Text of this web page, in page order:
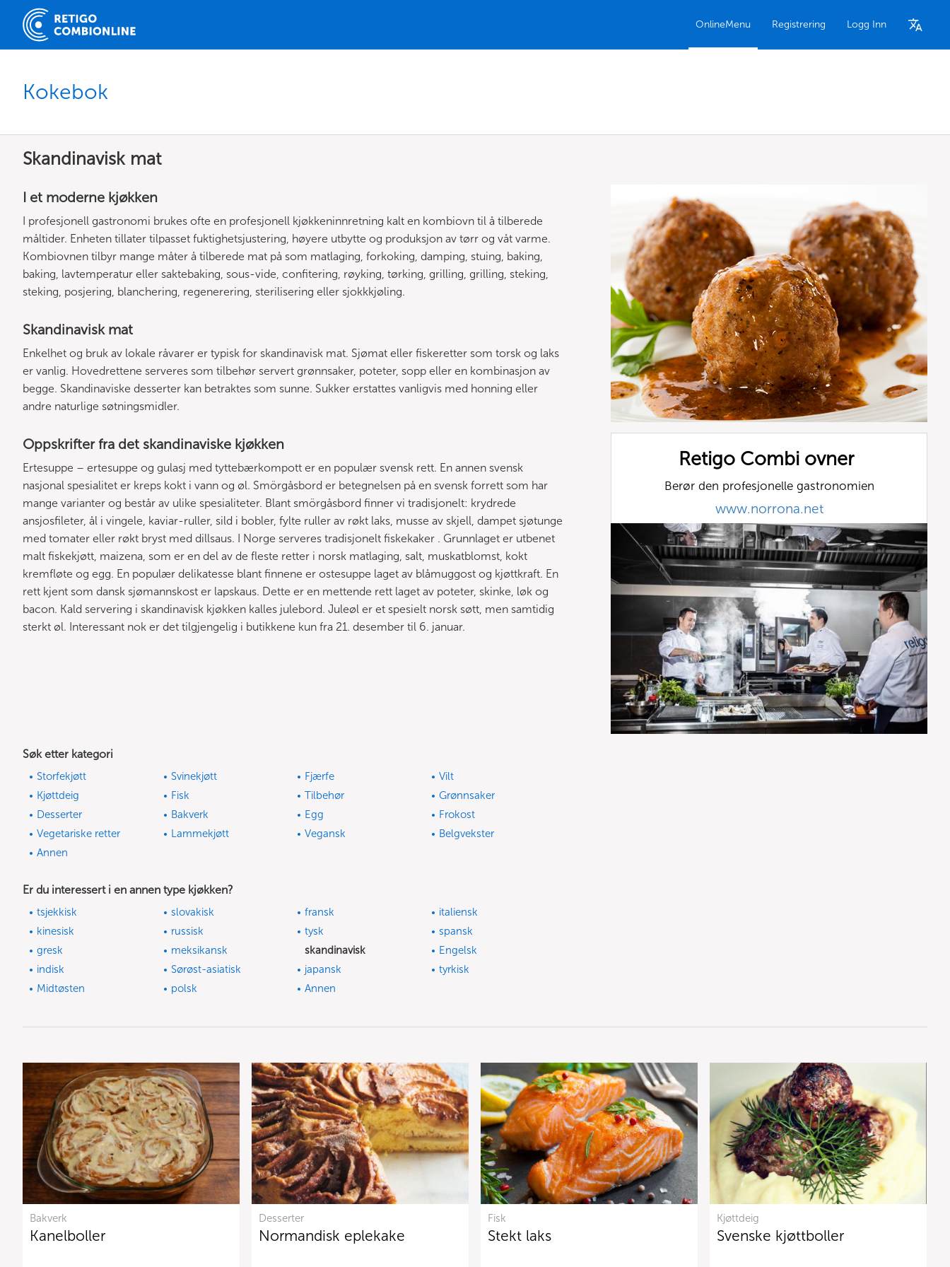
OnlineMenu Registrering Logg Inn
Kokebok
Skandinavisk mat
I et moderne kjøkken
I profesjonell gastronomi brukes ofte en profesjonell kjøkkeninnretning kalt en kombiovn til å tilberede
måltider. Enheten tillater tilpasset fuktighetsjustering, høyere utbytte og produksjon av tørr og våt varme.
Kombiovnen tilbyr mange måter å tilberede mat på som matlaging, forkoking, damping, stuing, baking,
baking, lavtemperatur eller saktebaking, sous-vide, confitering, røyking, tørking, grilling, grilling, steking,
steking, posjering, blanchering, regenerering, sterilisering eller sjokkkjøling.
Skandinavisk mat
Enkelhet og bruk av lokale råvarer er typisk for skandinavisk mat. Sjømat eller fiskeretter som torsk og laks
er vanlig. Hovedrettene serveres som tilbehør servert grønnsaker, poteter, sopp eller en kombinasjon av
begge. Skandinaviske desserter kan betraktes som sunne. Sukker erstattes vanligvis med honning eller
andre naturlige søtningsmidler.
Oppskrifter fra det skandinaviske kjøkken
Ertesuppe – ertesuppe og gulasj med tyttebærkompott er en populær svensk rett. En annen svensk
nasjonal spesialitet er kreps kokt i vann og øl. Smörgåsbord er betegnelsen på en svensk forrett som har
mange varianter og består av ulike spesialiteter. Blant smörgåsbord finner vi tradisjonelt: krydrede
ansjosfileter, ål i vingele, kaviar-ruller, sild i bobler, fylte ruller av røkt laks, musse av skjell, dampet sjøtunge
med tomater eller røkt bryst med dillsaus. I Norge serveres tradisjonelt fiskekaker . Grunnlaget er utbenet
malt fiskekjøtt, maizena, som er en del av de fleste retter i norsk matlaging, salt, muskatblomst, kokt
kremfløte og egg. En populær delikatesse blant finnene er ostesuppe laget av blåmuggost og kjøttkraft. En
rett kjent som dansk sjømannskost er lapskaus. Dette er en mettende rett laget av poteter, skinke, løk og
bacon. Kald servering i skandinavisk kjøkken kalles julebord. Juleøl er et spesielt norsk søtt, men samtidig
sterkt øl. Interessant nok er det tilgjengelig i butikkene kun fra 21. desember til 6. januar.
Retigo Combi ovner
Berør den profesjonelle gastronomien
www.norrona.net
Søk etter kategori
Storfekjøtt Svinekjøtt Fjærfe
Vilt
Kjøttdeig
Fisk Tilbehør
Grønnsaker
Desserter
Bakverk Egg
Frokost
Vegetariske retter
Lammekjøtt Vegansk
Belgvekster
Annen
Er du interessert i en annen type kjøkken?
tsjekkisk slovakisk fransk
italiensk
kinesisk
russisk tysk
spansk
gresk
meksikansk skandinavisk
Engelsk
indisk
Sørøst-asiatisk japansk
tyrkisk
Midtøsten
polsk Annen
Bakverk
Kanelboller
Desserter
Normandisk eplekake
Fisk
Stekt laks
Kjøttdeig
Svenske kjøttboller